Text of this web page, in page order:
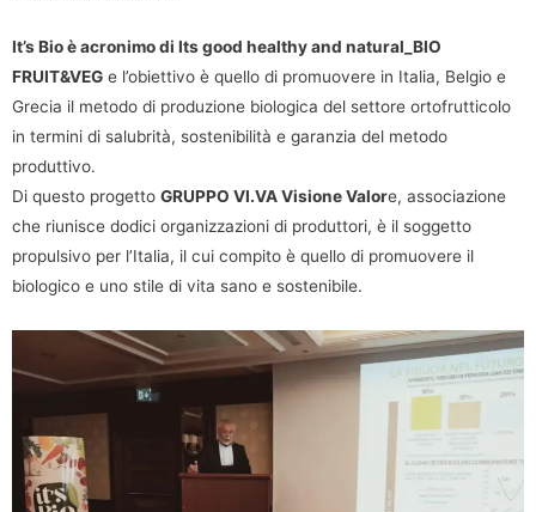
It’s Bio è acronimo di Its good healthy and natural_BIO
FRUIT&VEG e l’obiettivo è quello di promuovere in Italia, Belgio e
Grecia il metodo di produzione biologica del settore ortofrutticolo
in termini di salubrità, sostenibilità e garanzia del metodo
produttivo.
Di questo progetto GRUPPO VI.VA Visione Valore, associazione
che riunisce dodici organizzazioni di produttori, è il soggetto
propulsivo per l’Italia, il cui compito è quello di promuovere il
biologico e uno stile di vita sano e sostenibile.